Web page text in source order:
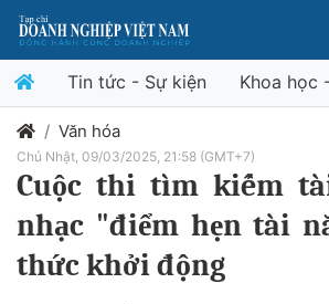
Tin tức - Sự kiện Khoa học
Văn hóa
Chủ Nhật, 09/03/2025, 21:58 (GMT+7)
Cuộc thi tìm kiếm
nhạc "điểm hẹn tài
thức khởi động